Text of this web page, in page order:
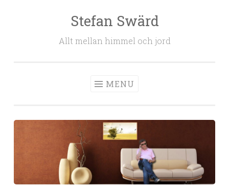
Stefan Swärd
Allt mellan himmel och jord
MENU